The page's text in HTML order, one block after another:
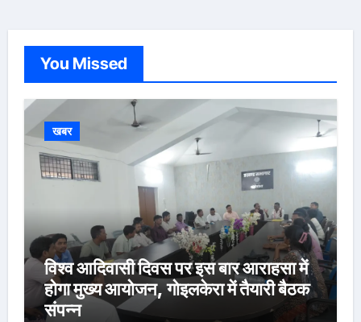
You Missed
खबर
विश्व आदिवासी दिवस पर इस बार आराहसा में
होगा मुख्य आयोजन, गोइलकेरा में तैयारी बैठक
संपन्न